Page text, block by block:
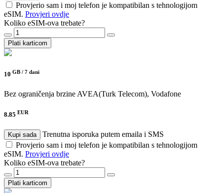
Provjerio sam i moj telefon je kompatibilan s tehnologijom
eSIM. Provjeri ovdje
Koliko eSIM-ova trebate?
Plati karticom
10 GB / 7 dani
Bez ograničenja brzine AVEA(Turk Telecom), Vodafone
8.85 EUR
Kupi sada
Trenutna isporuka putem emaila i SMS
Provjerio sam i moj telefon je kompatibilan s tehnologijom
eSIM. Provjeri ovdje
Koliko eSIM-ova trebate?
Plati karticom